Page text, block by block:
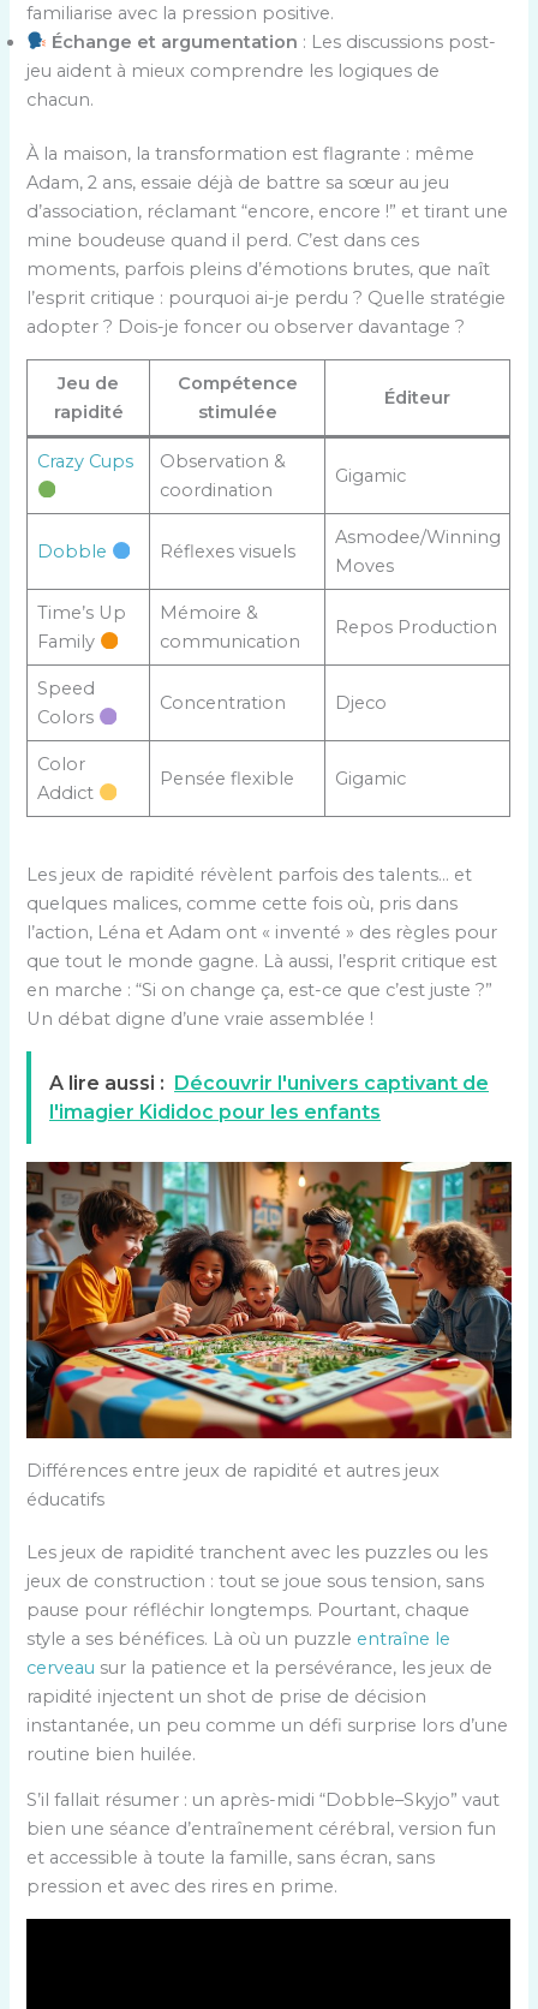
familiarise avec la pression positive.
Échange et argumentation : Les discussions post-
jeu aident à mieux comprendre les logiques de
chacun.
À la maison, la transformation est flagrante : même
Adam, 2 ans, essaie déjà de battre sa sœur au jeu
d’association, réclamant “encore, encore !” et tirant une
mine boudeuse quand il perd. C’est dans ces
moments, parfois pleins d’émotions brutes, que naît
l’esprit critique : pourquoi ai-je perdu ? Quelle stratégie
adopter ? Dois-je foncer ou observer davantage ?
Jeu de
rapidité
Compétence
stimulée
Éditeur
Crazy Cups
Observation &
coordination
Gigamic
Dobble Réflexes visuels
Asmodee/Winning
Moves
Time’s Up
Family
Mémoire &
communication
Repos Production
Speed
Colors
Concentration Djeco
Color
Addict
Pensée flexible Gigamic
Les jeux de rapidité révèlent parfois des talents… et
quelques malices, comme cette fois où, pris dans
l’action, Léna et Adam ont « inventé » des règles pour
que tout le monde gagne. Là aussi, l’esprit critique est
en marche : “Si on change ça, est-ce que c’est juste ?”
Un débat digne d’une vraie assemblée !
A lire aussi : Découvrir l'univers captivant de
l'imagier Kididoc pour les enfants
Différences entre jeux de rapidité et autres jeux
éducatifs
Les jeux de rapidité tranchent avec les puzzles ou les
jeux de construction : tout se joue sous tension, sans
pause pour réfléchir longtemps. Pourtant, chaque
style a ses bénéfices. Là où un puzzle entraîne le
cerveau sur la patience et la persévérance, les jeux de
rapidité injectent un shot de prise de décision
instantanée, un peu comme un défi surprise lors d’une
routine bien huilée.
S’il fallait résumer : un après-midi “Dobble–Skyjo” vaut
bien une séance d’entraînement cérébral, version fun
et accessible à toute la famille, sans écran, sans
pression et avec des rires en prime.